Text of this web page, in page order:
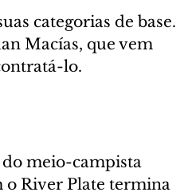
categorias de base.
Macías, que vem
lo.
meio-campista
o River Plate termina